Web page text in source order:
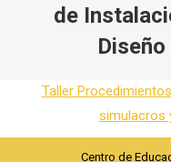
de
Taller
simulacros
Centro de